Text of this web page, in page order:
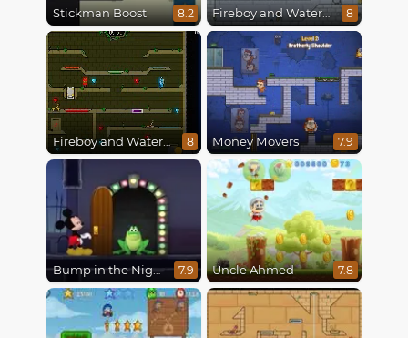
Stickman Boost 8.2 Fireboy and Watergirl in The Ice Temple 8
Fireboy and Watergirl 5 : Elements 8 Money Movers 7.9
Bump in the Night 7.9 Uncle Ahmed 7.8